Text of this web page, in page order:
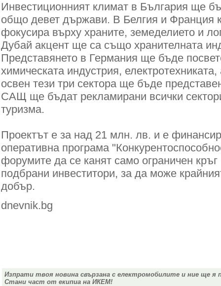
Инвестиционният климат в България ще
общо девет държави. В Белгия и Франция
фокусира върху храните, земеделието и
Дубай акцент ще са също хранителната
Представянето в Германия ще бъде
химическата индустрия,
освен тези три сектора ще бъде
САЩ ще бъдат рекламирани всички
туризма.
Проектът е за над 21 млн. лв. и е
оперативна програма
форумите да се канят само ограничен
подбрани инвеститори, за да може
добър.
dnevnik.bg
Изпрати твоя новина свързана с електромобилите и ние ще я
Стани част от екипиа на ИКЕМ!